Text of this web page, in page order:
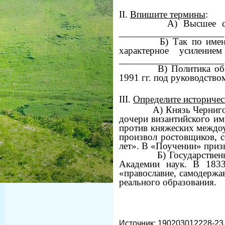
II. Впишите термины:
А) Высшее
Б) Так по имени
характерное
В) Политика
1991 гг. под
III. Определите
А) Князь
дочери византийского
против княжеских
произвол ростовщиков,
лет». В «Поучении»
Б)
Академии наук. В
«православие,
реального образования.
Источник: 190203012228-23